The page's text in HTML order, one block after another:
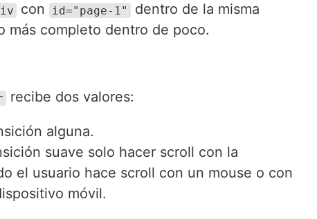
con id="page-1"
dentro de la misma
más completo dentro de poco.
recibe dos valores:
alguna.
suave solo hacer scroll con la
el usuario hace scroll con un mouse o con
móvil.